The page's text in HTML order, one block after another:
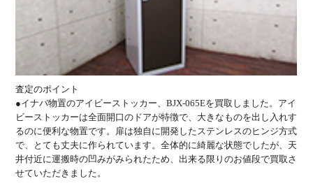
査定のポイント
●イナバ物置のアイビーストッカー、BJX-065Eを買取しました。アイ
ビーストッカーは全面開口のドアが特徴で、大きなものを出し入れす
るのに便利な物置です。扉は独自に開発したステンレスのヒンジ方式
で、とても丈夫に作られています。全体的に綺麗な状態でしたが、天
井付近に運搬時の凹みがみられたため、出来る限りのお値段で買取さ
せていただきました。